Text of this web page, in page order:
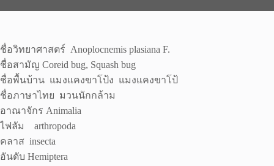
ชื่อวิทยาศาสตร์ Anoplocnemis plasiana F.
ชื่อสามัญ Coreid bug, Squash bug
ชื่อพื้นบ้าน แมงแคงขาโป้ง แมงแคงขาโป้
ชื่อภาษาไทย มวนนักกล้าม
อาณาจักร Animalia
ไฟลัม arthropoda
คลาส insecta
อันดับ Hemiptera